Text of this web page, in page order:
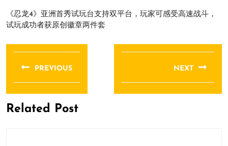
《忍龙4》亚洲首秀试玩台支持双平台，玩家可感受高速战斗，
试玩成功者获原创徽章两件套
文
导
航
PREVIOUS
post:
NEXT
post:
Related Post